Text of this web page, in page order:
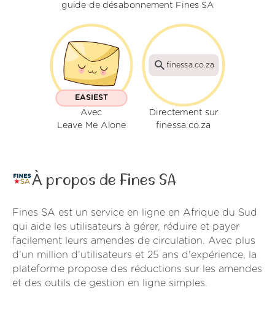
guide de désabonnement Fines SA
EASIEST
Avec
Leave Me Alone
finessa.co.za
Directement sur
finessa.co.za
À propos de Fines SA
Fines SA est un service en ligne en Afrique du Sud
qui aide les utilisateurs à gérer, réduire et payer
facilement leurs amendes de circulation. Avec plus
d'un million d'utilisateurs et 25 ans d'expérience, la
plateforme propose des réductions sur les amendes
et des outils de gestion en ligne simples.